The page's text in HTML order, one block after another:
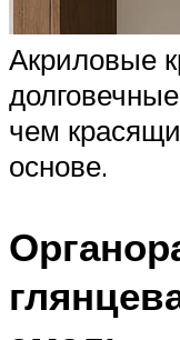
Акриловые
чем
основе.